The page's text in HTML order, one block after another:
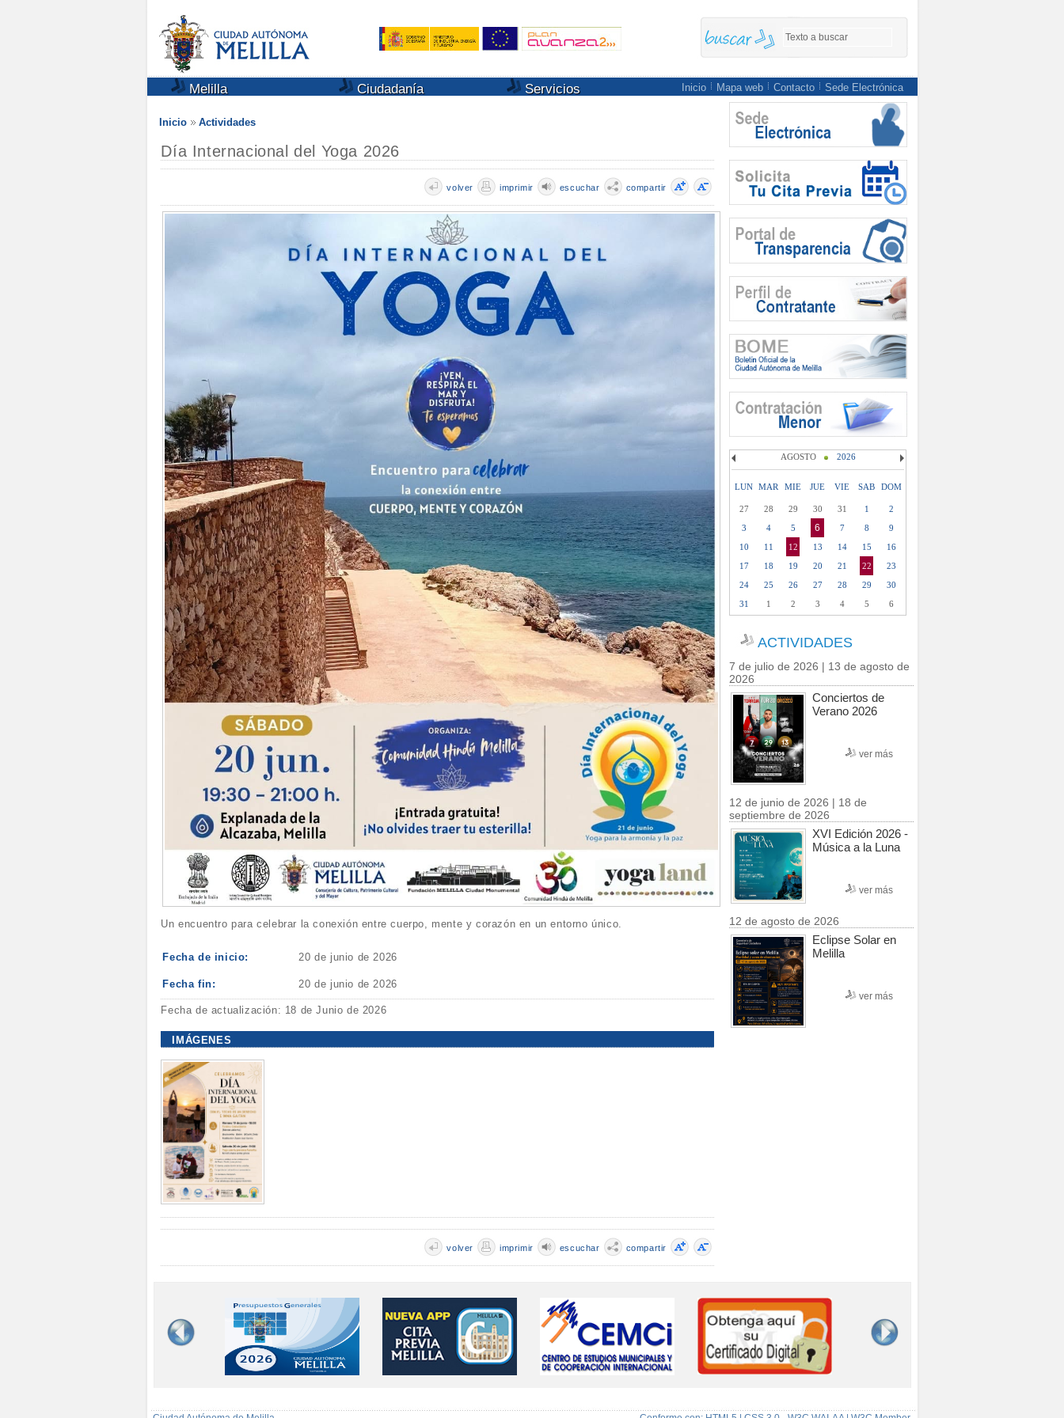
Melilla Ciudadanía Servicios Inicio Mapa web Contacto Sede Electrónica
Inicio Actividades
Día Internacional del Yoga 2026
compartir
escuchar
imprimir
volver
Un encuentro para celebrar la conexión entre cuerpo, mente y corazón en un entorno único.
Fecha de inicio: 20 de junio de 2026
Fecha fin: 20 de junio de 2026
Fecha de actualización: 18 de Junio de 2026
IMÁGENES
compartir
escuchar
imprimir
volver
AGOSTO 2026
LUN MAR MIE JUE VIE SAB DOM
27 28 29 30 31 1
2
3
4 5 6 7 8
9
10
11 12 13 14 15
16
17
18 19 20 21 22
23
24
25 26 27 28 29
30
31
1 2 3 4 5 6
ACTIVIDADES
7 de julio de 2026 | 13 de agosto de
2026
Conciertos de
Verano 2026
ver más
12 de junio de 2026 | 18 de
septiembre de 2026
XVI Edición 2026 -
Música a la Luna
ver más
12 de agosto de 2026
Eclipse Solar en
Melilla
ver más